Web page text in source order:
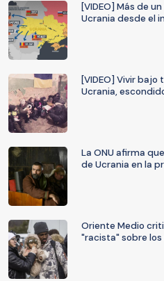
[VIDEO] Más de
Ucrania desde el
[VIDEO] Vivir bajo
Ucrania,
La ONU afirma
de Ucrania en la
Oriente Medio
"racista" sobre